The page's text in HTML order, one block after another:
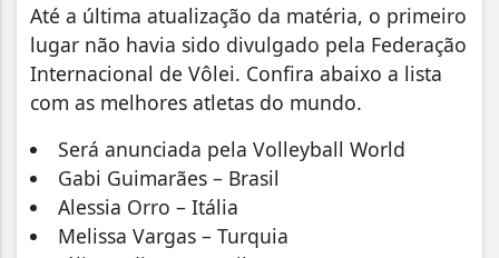
Até a última atualização da matéria, o primeiro
lugar não havia sido divulgado pela Federação
Internacional de Vôlei. Confira abaixo a lista
com as melhores atletas do mundo.
Será anunciada pela Volleyball World
Gabi Guimarães – Brasil
Alessia Orro – Itália
Melissa Vargas – Turquia